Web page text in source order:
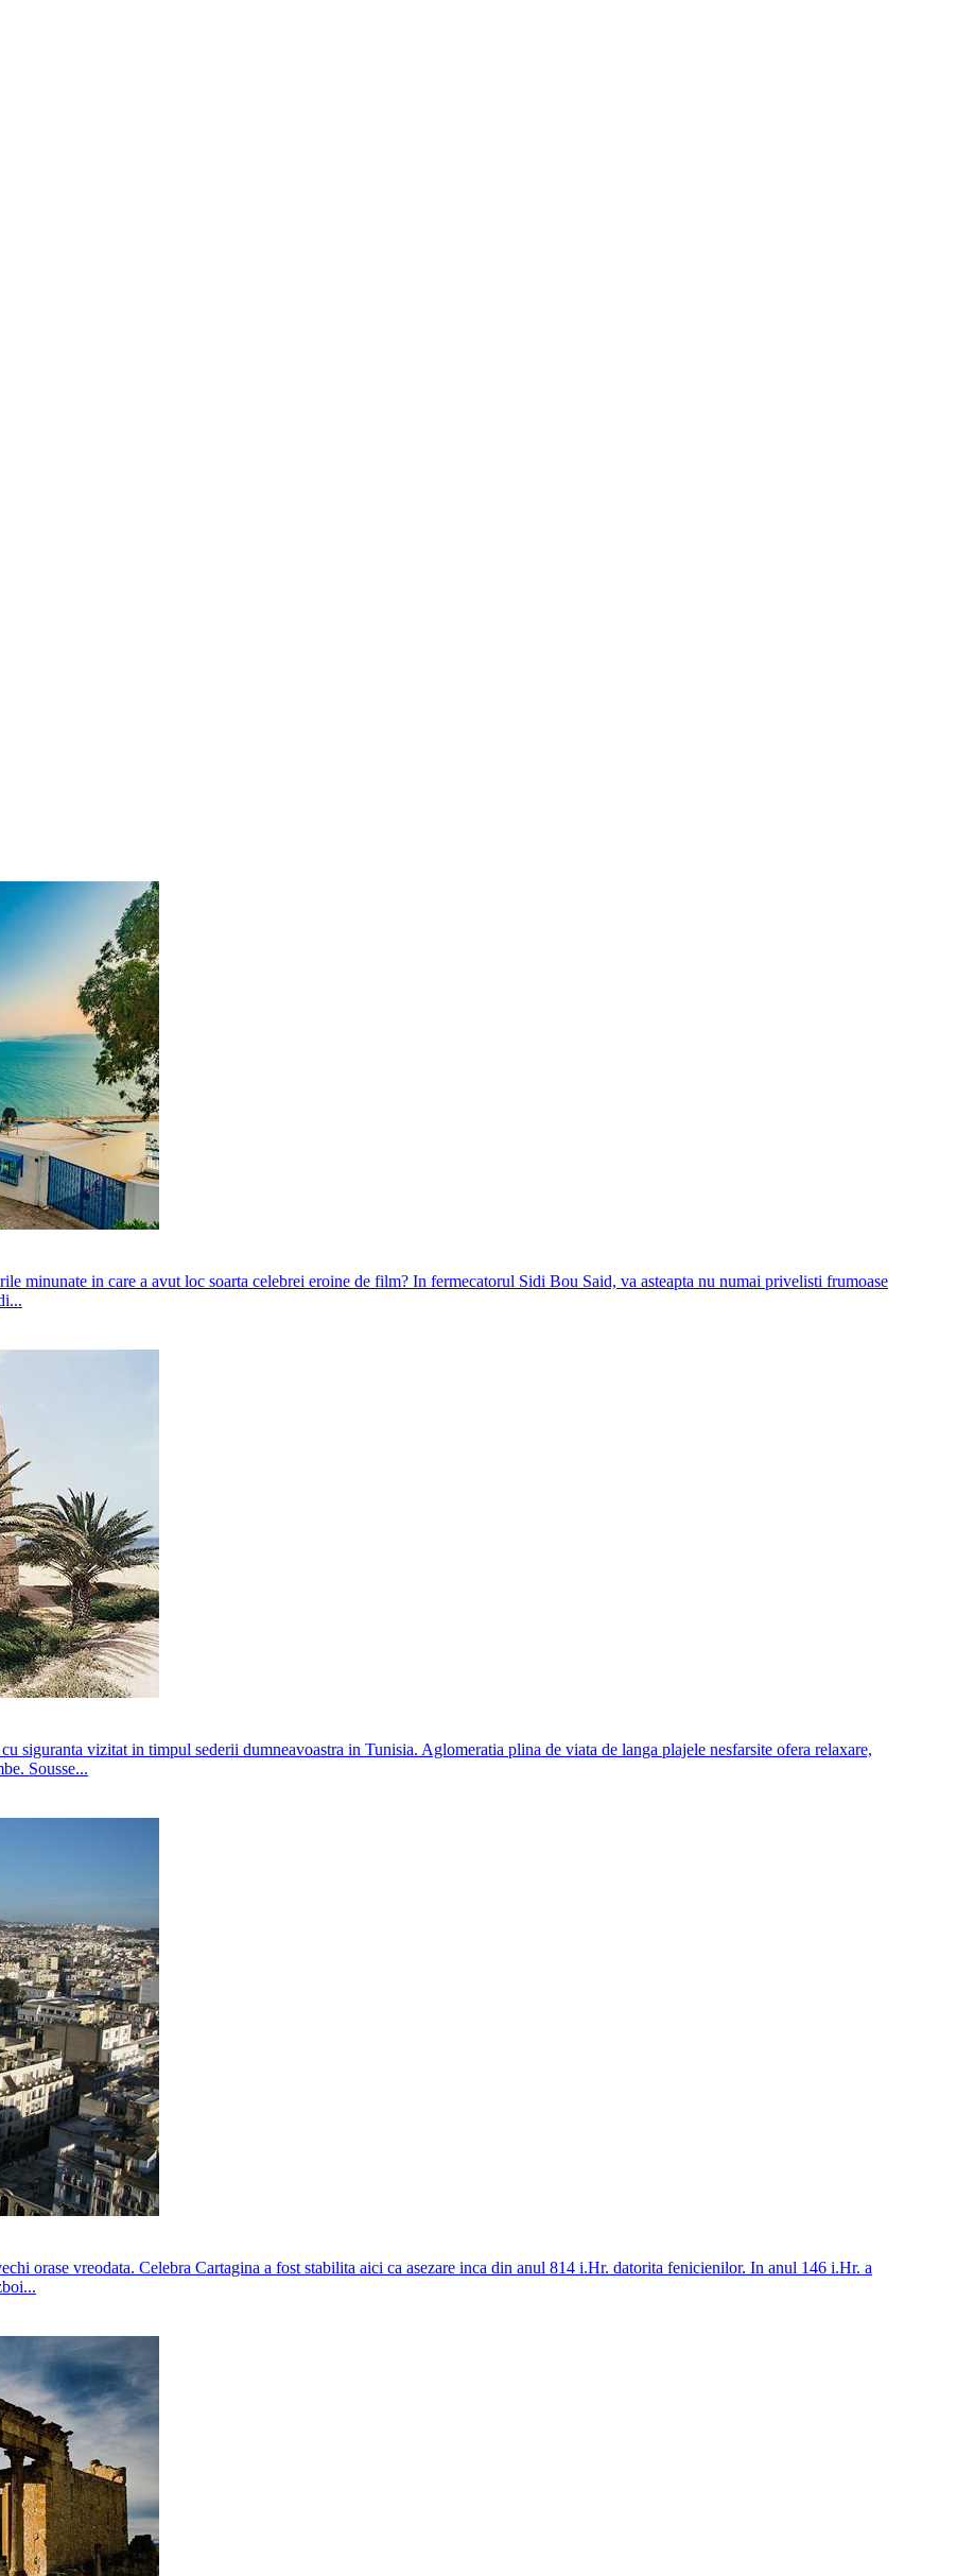
minunate in care a avut loc soarta celebrei eroine de film? In fermecatorul Sidi Bou Said, va asteapta nu numai privelisti frumoase
siguranta vizitat in timpul sederii dumneavoastra in Tunisia. Aglomeratia plina de viata de langa plajele nesfarsite ofera relaxare,
Sousse...
orase vreodata. Celebra Cartagina a fost stabilita aici ca asezare inca din anul 814 i.Hr. datorita fenicienilor. In anul 146 i.Hr. a